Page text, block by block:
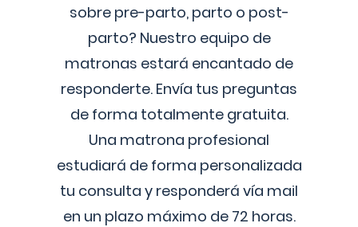
sobre pre-parto, parto o post-
parto? Nuestro equipo de
matronas estará encantado de
responderte. Envía tus preguntas
de forma totalmente gratuita.
Una matrona profesional
estudiará de forma personalizada
tu consulta y responderá vía mail
en un plazo máximo de 72 horas.